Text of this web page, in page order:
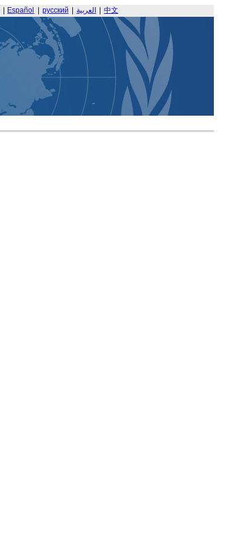
Español русский العربية 中文